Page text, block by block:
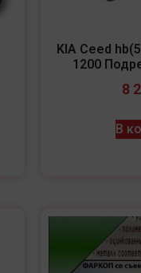
KIA Ceed
1200
8
В